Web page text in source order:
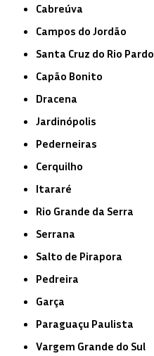
Cabreúva
Campos do Jordão
Santa Cruz do Rio Pardo
Capão Bonito
Dracena
Jardinópolis
Pederneiras
Cerquilho
Itararé
Rio Grande da Serra
Serrana
Salto de Pirapora
Pedreira
Garça
Paraguaçu Paulista
Vargem Grande do Sul